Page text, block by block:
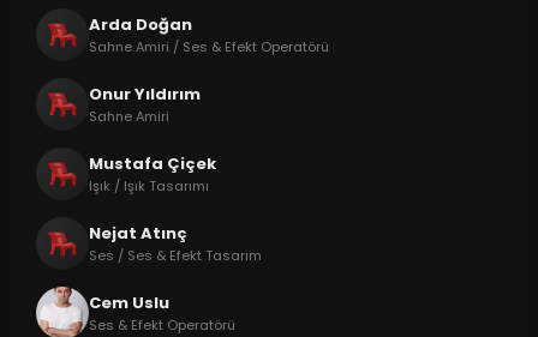
Arda Doğan
Sahne Amiri / Ses & Efekt Operatörü
Onur Yıldırım
Sahne Amiri
Mustafa Çiçek
Işık / Işık Tasarımı
Nejat Atınç
Ses / Ses & Efekt Tasarım
Cem Uslu
Ses & Efekt Operatörü